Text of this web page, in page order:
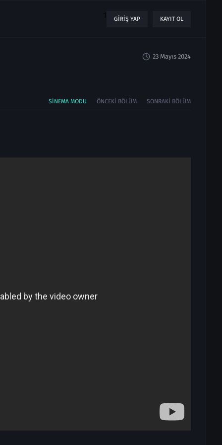
1 GIRIŞ YAP KAYIT OL
23 Mayıs 2024
SINEMA MODU ÖNCEKI BÖLÜM SONRAKI BÖLÜM